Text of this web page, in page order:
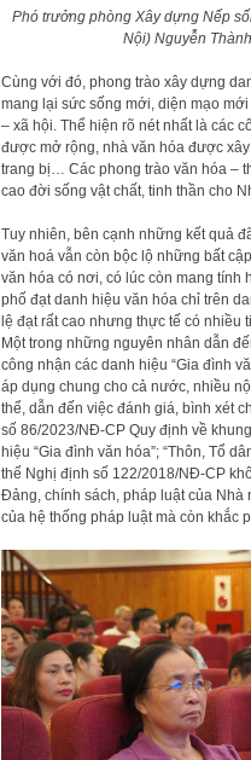
Phó trưởng phòng Xây dựng Nếp
Nội) Nguyễn
Cùng với đó, phong trào xây dựng
mang lại sức sống mới, diện mạo
– xã hội. Thể hiện rõ nét nhất là các
được mở rộng, nhà văn hóa được
trang bị… Các phong trào văn hóa –
cao đời sống vật chất, tinh thần cho
Tuy nhiên, bên cạnh những kết quả
văn hoá vẫn còn bộc lộ những bất
văn hóa có nơi, có lúc còn mang tính
phố đạt danh hiệu văn hóa chỉ trên
lệ đạt rất cao nhưng thực tế có nhiều
Một trong những nguyên nhân dẫn
công nhận các danh hiệu “Gia đình
áp dụng chung cho cả nước, nhiều
thể, dẫn đến việc đánh giá, bình xét
số 86/2023/NĐ-CP Quy định về
hiệu “Gia đình văn hóa”; “Thôn, Tổ
thế Nghị định số 122/2018/NĐ-CP
Đảng, chính sách, pháp luật của
của hệ thống pháp luật mà còn khắc